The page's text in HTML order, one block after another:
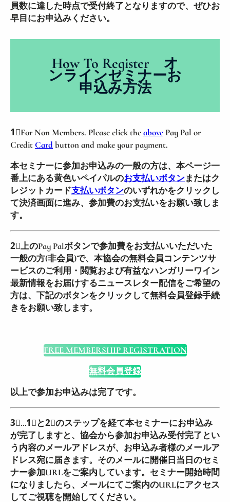
員数に達した時点で受付終了となりますので、ぜひお
早目にお申込みください。
How To Register オ
ンラインセミナーお
申込み方法
1⃣For Non Members. Please click theabove Pay Pal or
CreditCardbutton and make your payment.
本セミナーに参加お申込みの一般の方は、本ページ一
番上にある黄色いペイパルのお支払いボタンまたはク
レジットカード支払いボタンのいずれかをクリックし
て決済画面に進み、参加費のお支払いをお願い致しま
す。
2⃣上のPay Palボタンで参加費をお支払いいただいた
一般の方(非会員)で、本協会の無料会員コンテンツサ
ービスのご利用・閲覧および有益なハンガリーワイン
最新情報をお届けするニュースレター配信をご希望の
方は、下記のボタンをクリックして無料会員登録手続
きをお願い致します。
FREE MEMBERSHIP REGISTRATION
無料会員登録
以上で参加お申込みは完了です。
3⃣…1⃣と2⃣のステップを経て本セミナーにお申込み
が完了しますと、協会から参加お申込み受付完了とい
う内容のメールアドレスが、お申込み者様のメールア
ドレス宛に届きます。そのメールに開催日当日のセミ
ナー参加URLをご案内しています。セミナー開始時間
になりましたら、メールにてご案内のURLにアクセス
してご視聴を開始してください。